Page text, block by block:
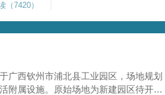
仓储建筑需长期承受货物堆放荷载，对
高，
（7420）
广西钦州市浦北县工业园区，场地规划
附属设施。原始场地为新建园区待开发